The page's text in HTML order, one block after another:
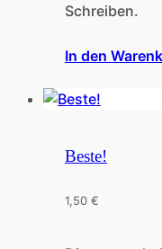
Schreiben.
In den
Beste!
1,50 €